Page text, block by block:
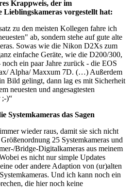
Krappweis, der im
Lieblingskameras vorgestellt hat:
zu den meisten Kollegen fahre ich
ab, sondern stehe auf gute alte
Sowas wie die Nikon D2Xs zum
einfache Geräte, wie die D200/300,
ein paar Jahre zurück - die EOS
Alpha/ Maxxum 7D. (…) Außerdem
Bild gelingt, dann lag es mit Sicherheit
neuesten und angesagtesten
;-)“
Systemkameras das Sagen
wieder raus, damit sie sich nicht
25 Systemkameras und
Bridge-Digitalkameras aus meinem
es nicht nur simple Updates
oder andere Adaption von (ur)alten
Und ich kann noch ein
die hier noch keine